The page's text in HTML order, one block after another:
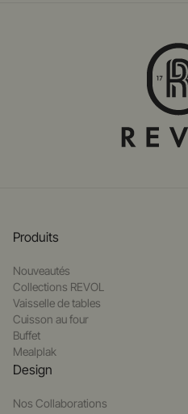
Produits
Nouveautés
Collections REVOL
Vaisselle de tables
Cuisson au four
Buffet
Mealplak
Design
Nos Collaborations